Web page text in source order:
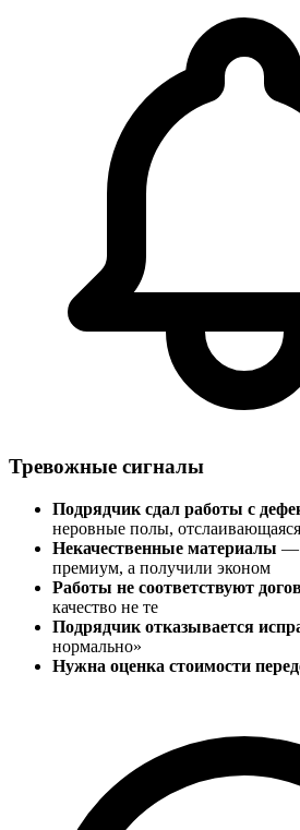
Тревожные сигналы
Подрядчик сдал работы с
неровные полы,
Некачественные материалы —
премиум, а получили эконом
Работы не соответствуют
качество не те
Подрядчик отказывается
нормально»
Нужна оценка стоимости